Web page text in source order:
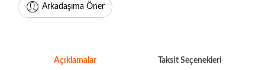
Arkadaşıma Öner
Açıklamalar Taksit Seçenekleri